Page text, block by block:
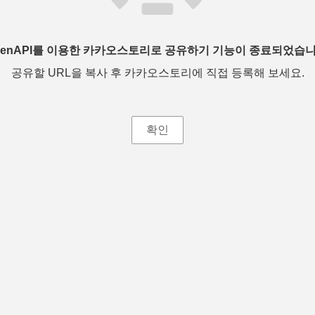
를 이용한 카카오스토리로 공유하기 기능이 종료되었습
공유할 URL을 복사 후 카카오스토리에 직접 등록해 보세요.
확인